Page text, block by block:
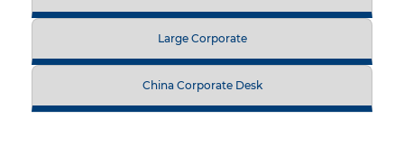
Large Corporate
China Corporate Desk